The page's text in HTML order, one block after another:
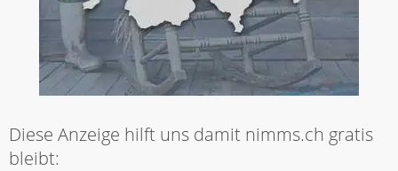
Diese Anzeige hilft uns damit nimms.ch gratis
bleibt: